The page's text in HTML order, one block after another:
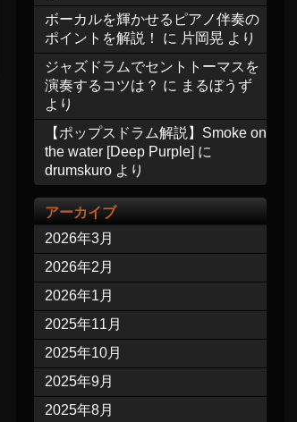
ボーカルを輝かせるピアノ伴奏の
ポイントを解説！
に 片岡晃 より
ジャズドラムでセントトーマスを
演奏するコツは？ に まるぼうず
より
【ポップスドラム解説】Smoke on
the water [Deep Purple] に
drumskuro より
アーカイブ
2026年3月
2026年2月
2026年1月
2025年11月
2025年10月
2025年9月
2025年8月